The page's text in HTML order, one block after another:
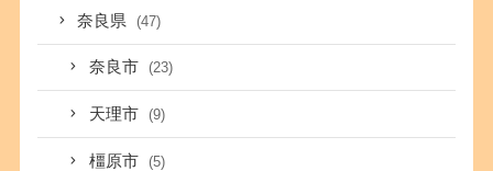
奈良県 (47)
奈良市 (23)
天理市 (9)
橿原市 (5)